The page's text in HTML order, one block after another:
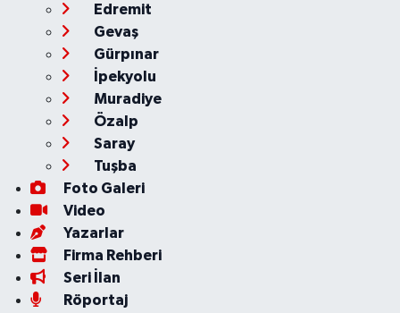
Edremit
Gevaş
Gürpınar
İpekyolu
Muradiye
Özalp
Saray
Tuşba
Foto Galeri
Video
Yazarlar
Firma Rehberi
Seri İlan
Röportaj